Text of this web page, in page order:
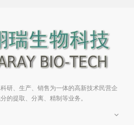
研、生产、销售为一体的高新技术民营企
的提取、分离、精制等业务。